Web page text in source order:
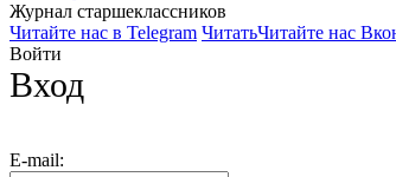
Журнал старшекласcников
Читайте нас в Telegram ЧитатьЧитайте нас
Войти
Вход
E-mail: